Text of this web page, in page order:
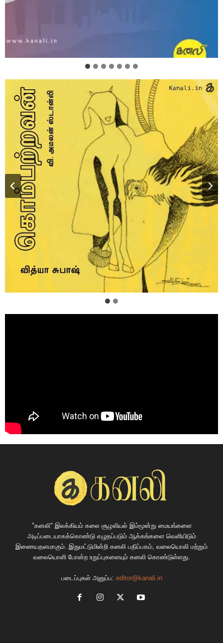
"கனலி" இலக்கியம் கலை சூழலியல் இம்மூன்று மையங்களை
அடிப்படையாகக்கொண்டு எழுதப்படும் ஆக்கங்களை வெளியிடும்
இணையதளமாகும். இதுமட்டுமின்றி கனலி பதிப்பகம், வலையொலி மற்றும்
வலையொளி போன்ற உறுப்புகளையும் கனலி கொண்டுள்ளது.
படைப்புகள் அனுப்ப: editor@kanali.in